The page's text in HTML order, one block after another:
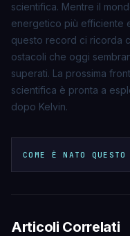
scientifica. Mentre il
energetico più efficiente
questo record ci ricorda
ostacoli che oggi
superati. La prossima
scientifica è pronta a
dopo Kelvin.
COME È NATO QUESTO
Articoli Correlati